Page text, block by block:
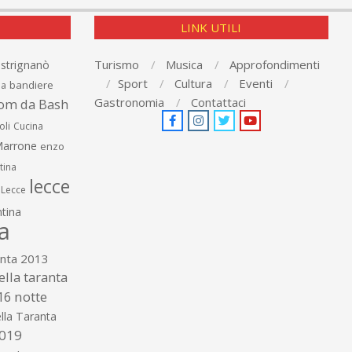
bandiere
da Bash
Cucina
enzo
Lecce lecce
2013
taranta
notte
Taranta
LINK UTILI
Turismo Musica
Approfondimenti
Sport
Cultura
Eventi
Gastronomia
Contattaci